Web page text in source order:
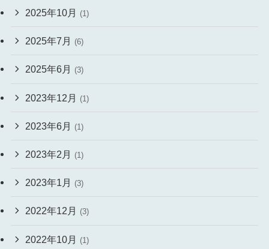
2025年10月 (1)
2025年7月 (6)
2025年6月 (3)
2023年12月 (1)
2023年6月 (1)
2023年2月 (1)
2023年1月 (3)
2022年12月 (3)
2022年10月 (1)